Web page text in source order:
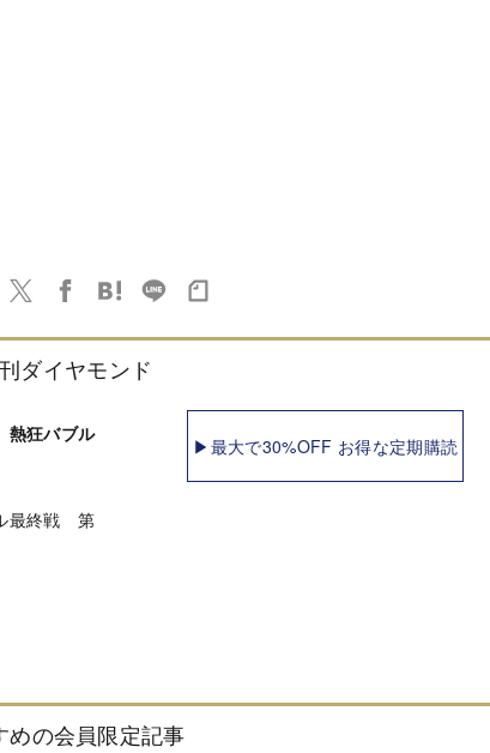
ダイヤモンド
狂バブル
最終戦 第
▶最大で30%OFF お得な定期購読
めの会員限定記事